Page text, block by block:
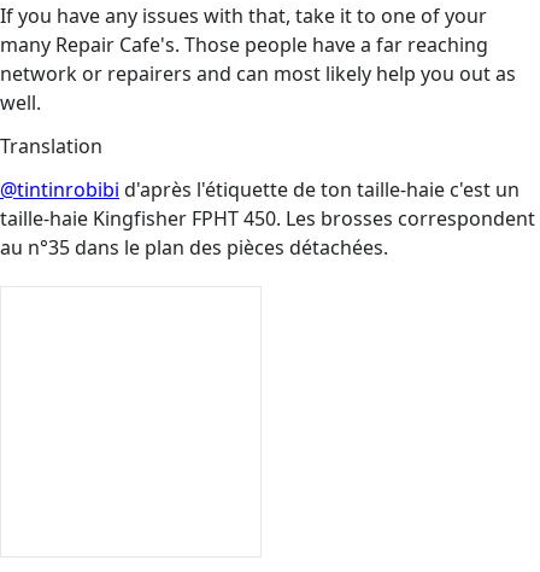
If you have any issues with that, take it to one of your
many Repair Cafe's. Those people have a far reaching
network or repairers and can most likely help you out as
well.
Translation
@tintinrobibi d'après l'étiquette de ton taille-haie c'est un
taille-haie Kingfisher FPHT 450. Les brosses correspondent
au n°35 dans le plan des pièces détachées.